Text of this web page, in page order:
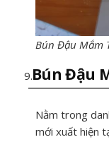
Bún Đậu Mắm
Bún Đậu
Nằm trong
mới xuất hiện